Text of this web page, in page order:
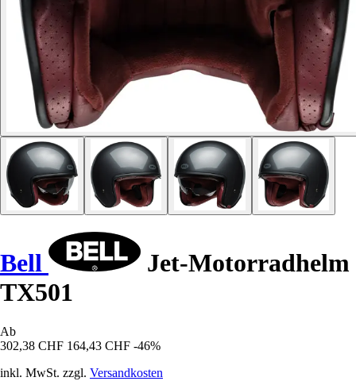
Bell
Jet-Motorradhelm
TX501
Ab
302,38 CHF 164,43 CHF -46%
inkl. MwSt. zzgl. Versandkosten